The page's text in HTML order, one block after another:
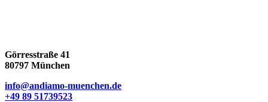
Görresstraße 41
80797 München
info@andiamo-muenchen.de
+49 89 51739523